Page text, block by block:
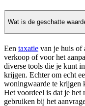
Wat is de geschatte
Een taxatie van je huis of
verkoop of voor het
diverse tools die je kunt
krijgen. Echter om echt
woningwaarde te krijgen
Het voordeel is dat je het
gebruiken bij het